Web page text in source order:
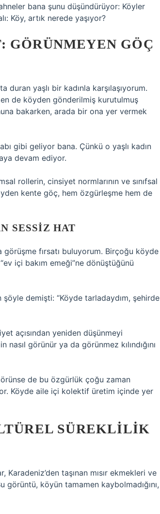
bana şunu düşündürüyor: Köyler
Köy, artık nerede yaşıyor?
GÖRÜNMEYEN GÖÇ
yaşlı bir kadınla karşılaşıyorum.
de köyden gönderilmiş kurutulmuş
bakarken, arada bir ona yer vermek
gibi geliyor bana. Çünkü o yaşlı kadın
devam ediyor.
rollerin, cinsiyet normlarının ve sınıfsal
kente göç, hem özgürleşme hem de
SESSIZ HAT
görüşme fırsatı buluyorum. Birçoğu köyde
içi bakım emeği”ne dönüştüğünü
şöyle demişti: “Köyde tarladaydım, şehirde
açısından yeniden düşünmeyi
görünür ya da görünmez kılındığını
de bu özgürlük çoğu zaman
Köyde aile içi kolektif üretim içinde yer
SÜREKLILIK
taşınan mısır ekmekleri ve
köyün tamamen kaybolmadığını,